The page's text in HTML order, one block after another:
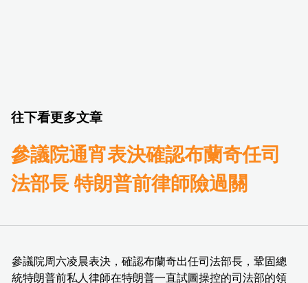
往下看更多文章
參議院通宵表決確認布蘭奇任司
法部長 特朗普前律師險過關
參議院周六凌晨表決，確認布蘭奇出任司法部長，鞏固總
統特朗普前私人律師在特朗普一直試圖操控的司法部的領